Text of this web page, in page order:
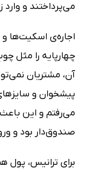
می‌پرداختند و
اجاره‌ی اسکیت‌ها
چهارپایه را مثل
آن، مشتریان
پیشخوان و
می‌رفتم و این
صندوق‌دار بود و
برای ترانیس، پول